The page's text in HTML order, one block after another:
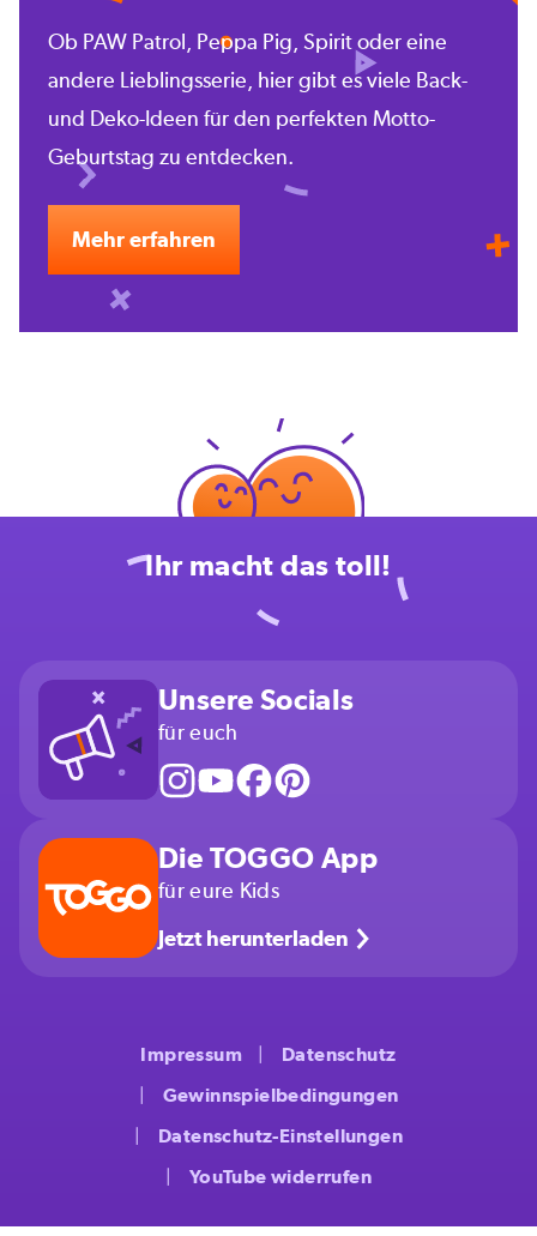
Ob PAW Patrol, Peppa Pig, Spirit oder eine
andere Lieblingsserie, hier gibt es viele Back-
und Deko-Ideen für den perfekten Motto-
Geburtstag zu entdecken.
Mehr erfahren
Ihr macht das toll!
Unsere Socials
für euch
Die TOGGO App
für eure Kids
Jetzt herunterladen
Impressum
Datenschutz
Gewinnspielbedingungen
Datenschutz-Einstellungen
YouTube widerrufen